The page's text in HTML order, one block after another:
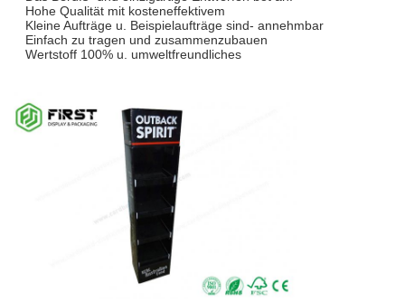
Hohe Qualität mit kosteneffektivem
Kleine Aufträge u. Beispielaufträge sind- annehmbar
Einfach zu tragen und zusammenzubauen
Wertstoff 100% u. umweltfreundliches